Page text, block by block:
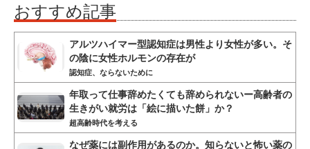
おすすめ記事
アルツハイマー型認知症は男性より女性が多い。そ
の陰に女性ホルモンの存在が
認知症、ならないために
年取って仕事辞めたくても辞められないー高齢者の
生きがい就労は「絵に描いた餅」か？
超高齢時代を考える
なぜ薬には副作用があるのか。知らないと怖い薬の